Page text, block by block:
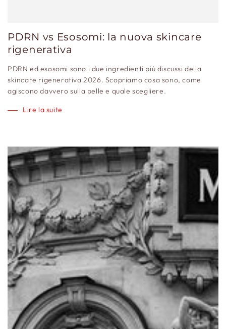
PDRN vs Esosomi: la nuova skincare
rigenerativa
PDRN ed esosomi sono i due ingredienti più discussi della
skincare rigenerativa 2026. Scopriamo cosa sono, come
agiscono davvero sulla pelle e quale scegliere.
Lire la suite